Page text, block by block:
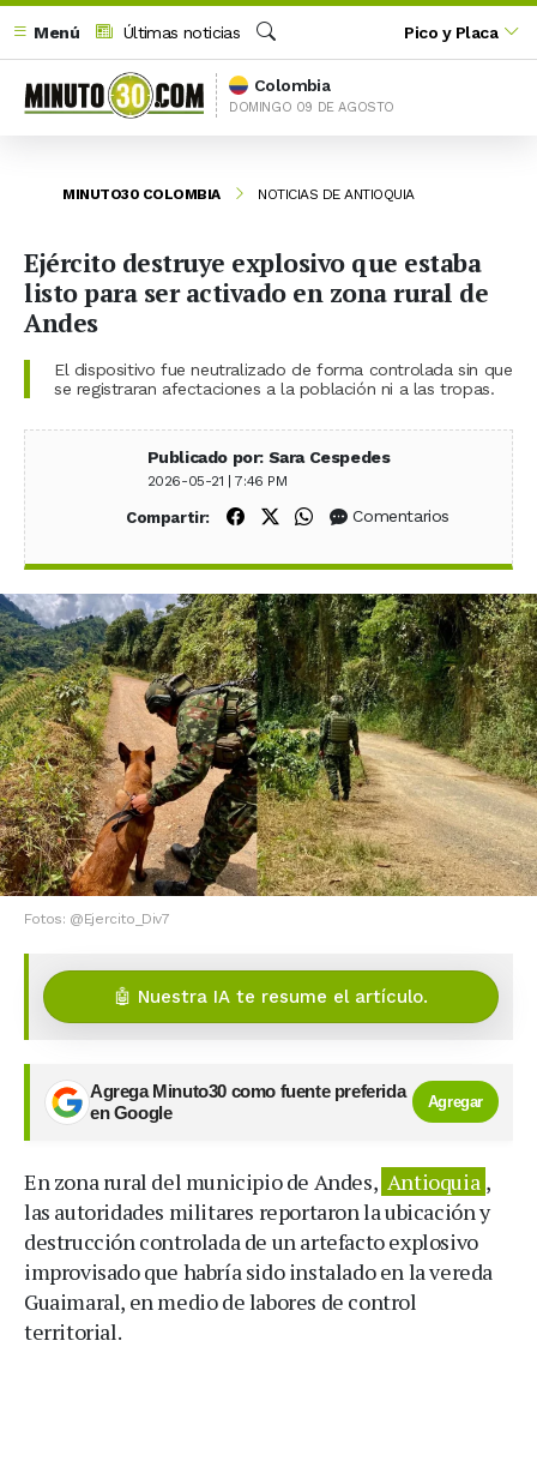
Menú
Últimas noticias
Buscar
Pico y Placa
Colombia
DOMINGO 09 DE AGOSTO
MINUTO30 COLOMBIA NOTICIAS DE ANTIOQUIA
Ejército destruye explosivo que estaba
listo para ser activado en zona rural de
Andes
El dispositivo fue neutralizado de forma controlada sin que
se registraran afectaciones a la población ni a las tropas.
Publicado por: Sara Cespedes
2026-05-21 | 7:46 PM
Compartir: Compartir en Facebook
Compartir en X (Twitter)
Compartir en WhatsApp
Comentarios
Fotos: @Ejercito_Div7
🤖 Nuestra IA te resume el artículo.
Agrega Minuto30 como fuente preferida
en Google
Agregar
En zona rural del municipio de Andes, Antioquia ,
las autoridades militares reportaron la ubicación y
destrucción controlada de un artefacto explosivo
improvisado que habría sido instalado en la vereda
Guaimaral, en medio de labores de control
territorial.